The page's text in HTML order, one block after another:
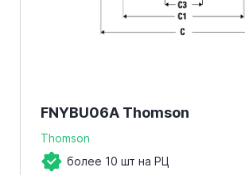
FNYBU06A Thomson
Thomson
более 10 шт на РЦ